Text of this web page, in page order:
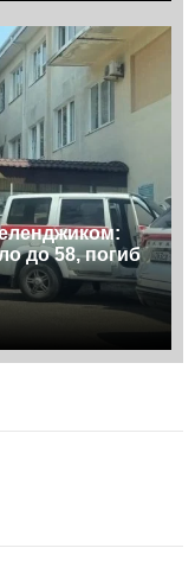
до 58, погиб